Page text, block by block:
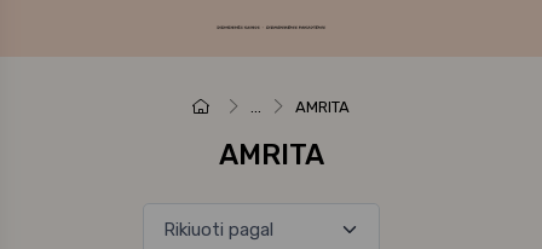
... AMRITA
AMRITA